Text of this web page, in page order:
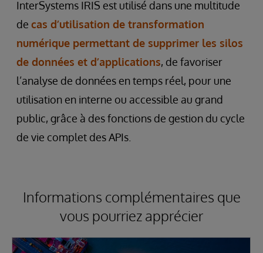
InterSystems IRIS est utilisé dans une multitude
de cas d’utilisation de transformation
numérique permettant de supprimer les silos
de données et d’applications, de favoriser
l’analyse de données en temps réel, pour une
utilisation en interne ou accessible au grand
public, grâce à des fonctions de gestion du cycle
de vie complet des APIs.
Informations complémentaires que
vous pourriez apprécier